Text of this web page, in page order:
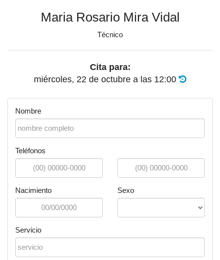
Maria Rosario Mira Vidal
Técnico
Cita para:
miércoles, 22 de octubre a las 12:00
Nombre
Teléfonos
Nacimiento Sexo
Servicio